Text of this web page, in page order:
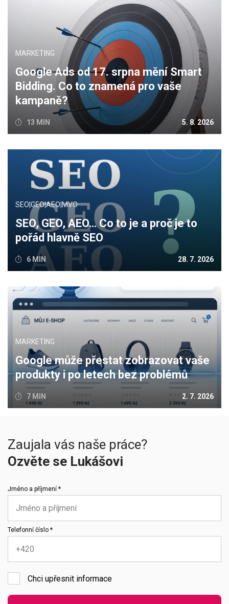
MARKETING
Google Ads od 17. srpna mění Smart
Bidding. Co to znamená pro vaše
kampaně?
13 MIN 5. 8. 2026
SEO|GEO|AEO|MVO
SEO, GEO, AEO… Co to je a proč je to
pořád hlavně SEO
6 MIN 28. 7. 2026
MARKETING
Google může přestat zobrazovat vaše
produkty i po letech bez problémů
7 MIN 2. 7. 2026
Zaujala vás naše práce?
Ozvěte se Lukášovi
Jméno a příjmení *
Telefonní číslo *
Chci upřesnit informace
Emailová adresa